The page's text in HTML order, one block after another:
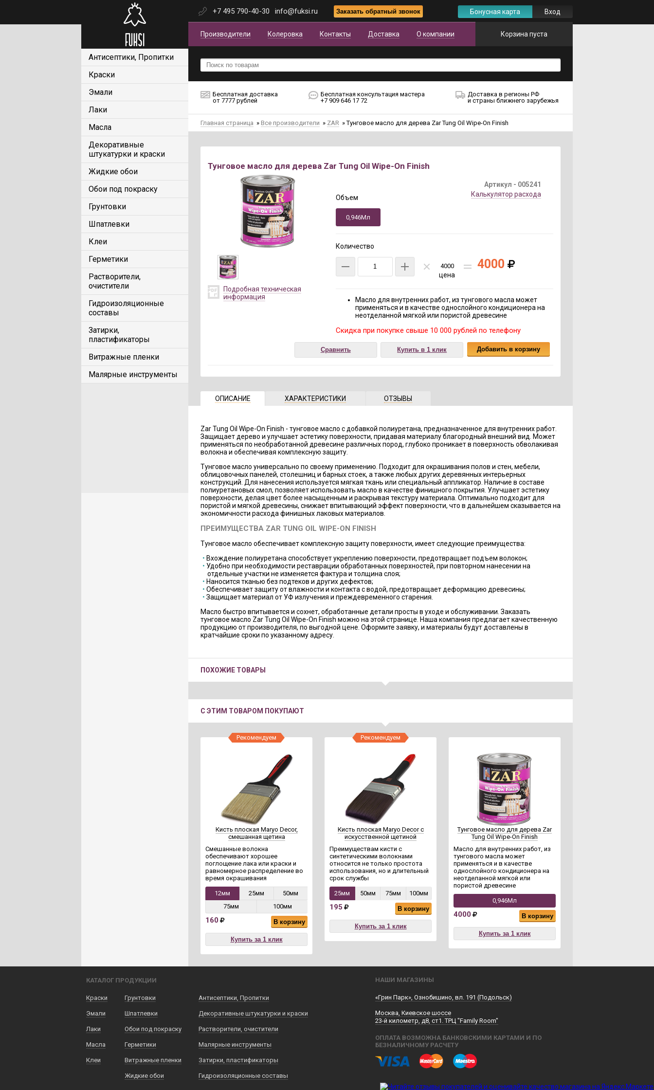
+7 495 790-40-30 info@fuksi.ru Бонусная карта Вход
Производители Колеровка Контакты Доставка О компании Корзина пуста
Антисептики, Пропитки
Краски
Эмали
Лаки
Масла
Декоративные
штукатурки и краски
Жидкие обои
Обои под покраску
Грунтовки
Шпатлевки
Клеи
Герметики
Растворители,
очистители
Гидроизоляционные
составы
Затирки,
пластификаторы
Витражные пленки
Малярные инструменты
Бесплатная доставка
от 7777 рублей
Бесплатная консультация мастера
+7 909 646 17 72
Доставка в регионы РФ
и страны ближнего зарубежья
Главная страница » Все производители » ZAR »Тунговое масло для дерева Zar Tung Oil Wipe-On Finish
Тунговое масло для дерева Zar Tung Oil Wipe-On Finish
Подробная техническая
информация
Артикул - 005241
Объем
0,946Мл
Калькулятор расхода
Количество
4000
цена
4000
Масло для внутренних работ, из тунгового масла может
применяться и в качестве однослойного кондиционера на
неотделанной мягкой или пористой древесине
Скидка при покупке свыше 10 000 рублей по телефону
Купить в 1 клик
Сравнить
ОПИСАНИЕ ХАРАКТЕРИСТИКИ ОТЗЫВЫ
Zar Tung Oil Wipe-On Finish - тунговое масло с добавкой полиуретана, предназначенное для внутренних работ.
Защищает дерево и улучшает эстетику поверхности, придавая материалу благородный внешний вид. Может
применяться по необработанной древесине различных пород, глубоко проникает в поверхность обволакивая
волокна и обеспечивая комплексную защиту.
Тунговое масло универсально по своему применению. Подходит для окрашивания полов и стен, мебели,
облицовочных панелей, столешниц и барных стоек, а также любых других деревянных интерьерных
конструкций. Для нанесения используется мягкая ткань или специальный аппликатор. Наличие в составе
полиуретановых смол, позволяет использовать масло в качестве финишного покрытия. Улучшает эстетику
поверхности, делая цвет более насыщенным и раскрывая текстуру материала. Оптимально подходит для
пористой и мягкой древесины, снижает впитывающий эффект поверхности, что в дальнейшем сказывается на
экономичности расхода финишных лаковых материалов.
ПРЕИМУЩЕСТВА ZAR TUNG OIL WIPE-ON FINISH
Тунговое масло обеспечивает комплексную защиту поверхности, имеет следующие преимущества:
Вхождение полиуретана способствует укреплению поверхности, предотвращает подъем волокон;
Удобно при необходимости реставрации обработанных поверхностей, при повторном нанесении на
отдельные участки не изменяется фактура и толщина слоя;
Наносится тканью без подтеков и других дефектов;
Обеспечивает защиту от влажности и контакта с водой, предотвращает деформацию древесины;
Защищает материал от УФ излучения и преждевременного старения.
Масло быстро впитывается и сохнет, обработанные детали просты в уходе и обслуживании. Заказать
тунговое масло Zar Tung Oil Wipe-On Finish можно на этой странице. Наша компания предлагает качественную
продукцию от производителя, по выгодной цене. Оформите заявку, и материалы будут доставлены в
кратчайшие сроки по указанному адресу.
ПОХОЖИЕ ТОВАРЫ
С ЭТИМ ТОВАРОМ ПОКУПАЮТ
Рекомендуем
Кисть плоская Maryo Decor,
смешанная щетина
Смешанные волокна
обеспечивают хорошее
поглощение лака или краски и
равномерное распределение во
время окрашивания
12мм 25мм
50мм
75мм
100мм
160 В корзину
Купить за 1 клик
Рекомендуем
Кисть плоская Maryo Decor с
искусственной щетиной
Преимуществам кисти с
синтетическими волокнами
относится не только простота
использования, но и длительный
срок службы
25мм 50мм 75мм 100мм
195 В корзину
Купить за 1 клик
Тунговое масло для дерева Zar
Tung Oil Wipe-On Finish
Масло для внутренних работ, из
тунгового масла может
применяться и в качестве
однослойного кондиционера на
неотделанной мягкой или
пористой древесине
0,946Мл
4000 В корзину
Купить за 1 клик
КАТАЛОГ ПРОДУКЦИИ
Краски
Эмали
Лаки
Масла
Клеи
Грунтовки
Шпатлевки
Обои под покраску
Герметики
Витражные пленки
Жидкие обои
Антисептики, Пропитки
Декоративные штукатурки и краски
Растворители, очистители
Малярные инструменты
Затирки, пластификаторы
Гидроизоляционные составы
НАШИ МАГАЗИНЫ
«Грин Парк», Ознобишино, вл. 191 (Подольск)
Москва, Киевское шоссе
23-й километр, д8, ст1. ТРЦ "Family Room"
ОПЛАТА ВОЗМОЖНА БАНКОВСКИМИ КАРТАМИ И ПО
БЕЗНАЛИЧНОМУ РАСЧЕТУ